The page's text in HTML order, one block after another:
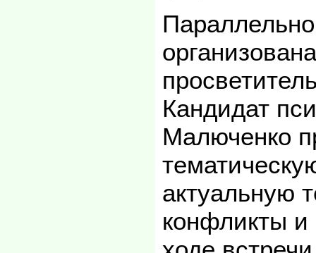
Кандидат
Малюченко
актуальную
конфликты